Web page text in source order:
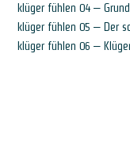
klüger fühlen 04 –
klüger fühlen 05 – Der
klüger fühlen 06 –